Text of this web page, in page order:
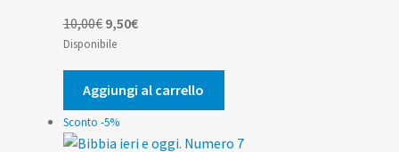
10,00€ Il
prezzo
originale
era:
10,00€.
9,50€Il
attuale
è:
9,50€.
Disponibile
Aggiungi al carrello
Sconto -5%